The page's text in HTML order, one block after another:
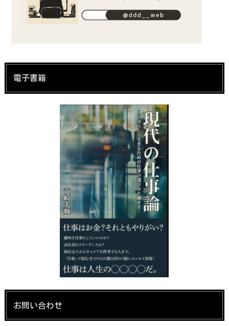
電子書籍
お問い合わせ